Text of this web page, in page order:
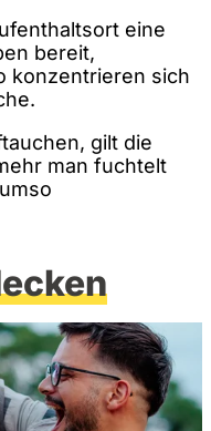
eine
bereit,
konzentrieren sich
gilt die
man fuchtelt